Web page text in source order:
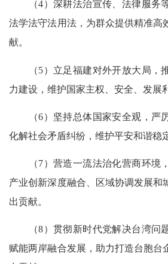
（4）深耕法治宣传、法律服务
法学法守法用法，为群众提供精准高
献。
（5）立足福建对外开放大局，
力建设，维护国家主权、安全、发展
（6）坚持总体国家安全观，严
化解社会矛盾纠纷，维护平安和谐稳
（7）营造一流法治化营商环境
产业创新深度融合、区域协调发展和
出贡献。
（8）贯彻新时代党解决台湾问
赋能两岸融合发展，助力打造台胞台